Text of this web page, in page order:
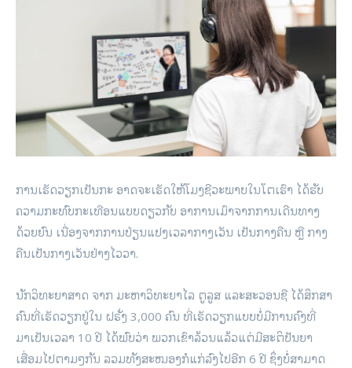
ການເຮັດວຽກເປັນກະ ອາດຈະເຮັດໃຫ້ໂມງຊີວະພາບໃນໂຕເຮົາ ໄດ້ຮັບ
ຄວາມກະທົບກະເທືອນແບບດຽວກັບ ອາການເມົາຈາກການເດີນທາງ
ດ້ວຍຍົນ ເນື່ອງຈາກການປ່ຽນແປງເວລາກາງເວັນ ເປັນກາງຄືນ ຫຼື ກາງ
ຄືນເປັນກາງເວັນຢ່າງໄວວາ.
ນັກວິທະຍາສາດ ຈາກ ມະຫາວິທະຍາໄລ ຕູລູສ ແລະສະວອນຊີ ໄດ້ສຶກສາ
ຄົນທີ່ເຮັດວຽກຢູ່ໃນ ຝຣັ່ງ 3,000 ຄົນ ທີ່ເຮັດວຽກແບບບໍ່ມີການຄົງທີ່
ມາເປັນເວລາ 10 ປີ ໄດ້ພົບວ່າ ພວກເຂົາລ້ວນແລ້ວແຕ່ມີສະຕິປັນຍາ
ເສື່ອມໄປຕາມໆກັນ ລວມທັງສະໝອງກໍແກ່ລົງໄປອີກ 6 ປີ ຊຶ່ງບໍ່ສາມາດ